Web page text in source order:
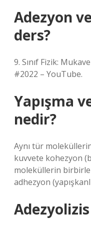
Adezyon
ders?
9. Sınıf Fizik:
#2022 – YouTube.
Yapışma
nedir?
Aynı tür
kuvvete kohezyon
moleküllerin
adhezyon